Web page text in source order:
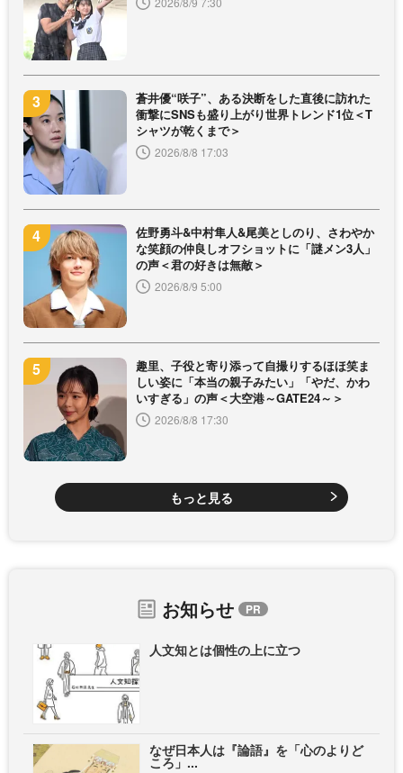
蒼井優“咲子”、ある決断をした直後に訪れた
衝撃にSNSも盛り上がり世界トレンド1位＜T
シャツが乾くまで＞
2026/8/8 17:03
佐野勇斗&中村隼人&尾美としのり、さわやか
な笑顔の仲良しオフショットに「謎メン3人」
の声＜君の好きは無敵＞
2026/8/9 5:00
趣里、子役と寄り添って自撮りするほほ笑ま
しい姿に「本当の親子みたい」「やだ、かわ
いすぎる」の声＜大空港～GATE24～＞
2026/8/8 17:30
もっと見る
お知らせ
人文知とは個性の上に立つ
なぜ日本人は『論語』を「心のよりど
ころ」...